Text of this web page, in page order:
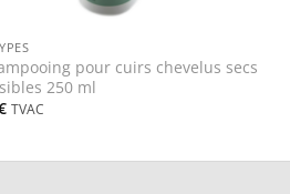
pour cuirs chevelus secs
250 ml
TVAC